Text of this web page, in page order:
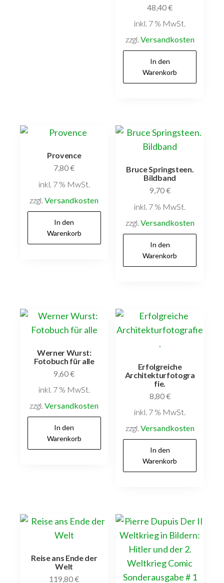
48,40€
inkl. 7 % MwSt.
zzgl. Versandkosten
In den
Warenkorb
Provence
7,80€
inkl. 7 % MwSt.
zzgl.Versandkosten
In den
Warenkorb
Bruce Springsteen.
Bildband
9,70€
inkl. 7 % MwSt.
zzgl. Versandkosten
In den
Warenkorb
Werner Wurst:
Fotobuch für alle
9,60€
inkl. 7 % MwSt.
zzgl.Versandkosten
In den
Warenkorb
Erfolgreiche
Architekturfotogra
fie.
8,80€
inkl. 7 % MwSt.
zzgl. Versandkosten
In den
Warenkorb
Reise ans Ende der
Welt
119,80€